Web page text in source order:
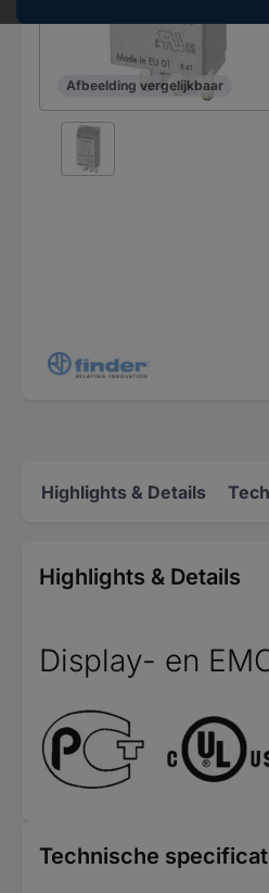
Afbeelding vergelijkbaar
Highlights & Details
Highlights & Details
Display- en
Technische